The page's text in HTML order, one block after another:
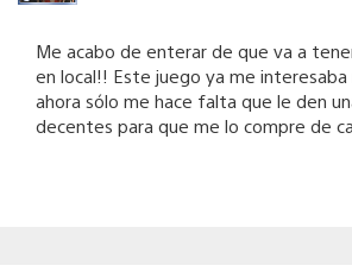
Me acabo de enterar de que va a
en local!! Este juego ya me interesaba
ahora sólo me hace falta que le den
decentes para que me lo compre de